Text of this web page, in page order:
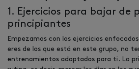
1. Ejercicios para bajar de
principiantes
Empezamos con los ejercicios
eres de los que está en este grupo, no
entrenamientos adaptados para ti. Lo